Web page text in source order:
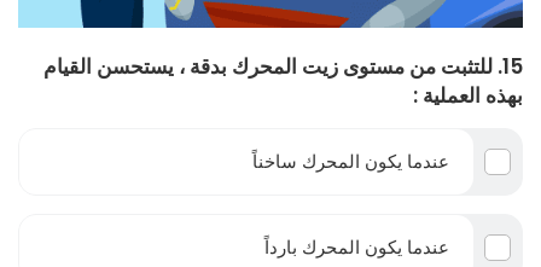
15. للتثبت من مستوى زيت المحرك بدقة ، يستحسن القيام
بهذه العملية :
عندما يكون المحرك ساخناً
عندما يكون المحرك بارداً